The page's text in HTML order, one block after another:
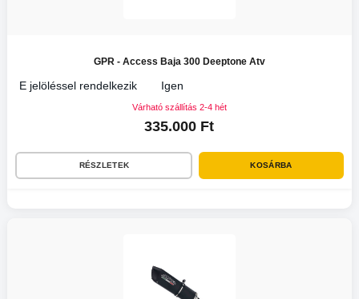
GPR - Access Baja 300 Deeptone Atv
E jelöléssel rendelkezik Igen
Várható szállítás 2-4 hét
335.000 Ft
RÉSZLETEK KOSÁRBA